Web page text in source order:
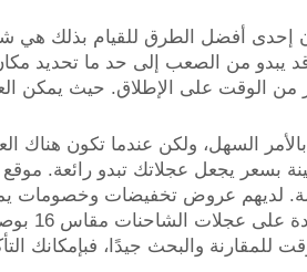
من الصعب إلى حد ما تحديد
من الوقت على الإطلاق. حيث يمكن
شاحنات مقاس 16 بوصة ليس بالأمر السهل،
جيدة على عجلات الشاحنات مقاس 16 بوصة. لديهم